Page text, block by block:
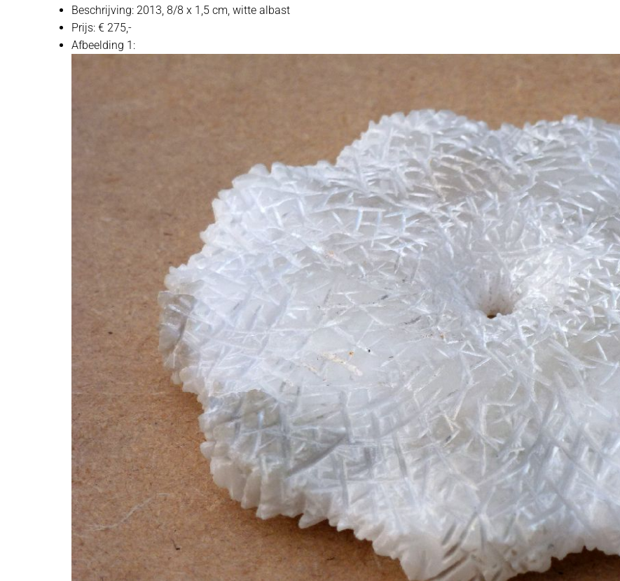
Beschrijving: 2013, 8/8 x 1,5 cm, witte albast
Prijs: € 275,-
Afbeelding 1: